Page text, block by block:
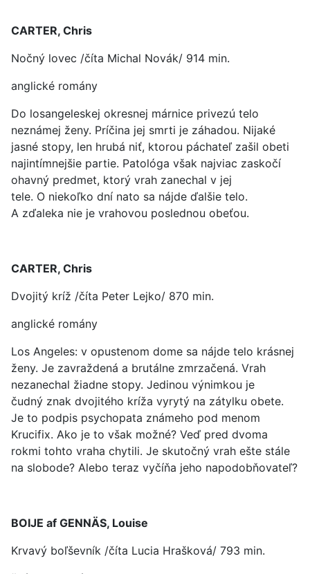
CARTER, Chris
Nočný lovec /číta Michal Novák/ 914 min.
anglické romány
Do losangeleskej okresnej márnice privezú telo
neznámej ženy. Príčina jej smrti je záhadou. Nijaké
jasné stopy, len hrubá niť, ktorou páchateľ zašil obeti
najintímnejšie partie. Patológa však najviac zaskočí
ohavný predmet, ktorý vrah zanechal v jej
tele. O niekoľko dní nato sa nájde ďalšie telo.
A zďaleka nie je vrahovou poslednou obeťou.
CARTER, Chris
Dvojitý kríž /číta Peter Lejko/ 870 min.
anglické romány
Los Angeles: v opustenom dome sa nájde telo krásnej
ženy. Je zavraždená a brutálne zmrzačená. Vrah
nezanechal žiadne stopy. Jedinou výnimkou je
čudný znak dvojitého kríža vyrytý na zátylku obete.
Je to podpis psychopata známeho pod menom
Krucifix. Ako je to však možné? Veď pred dvoma
rokmi tohto vraha chytili. Je skutočný vrah ešte stále
na slobode? Alebo teraz vyčíňa jeho napodobňovateľ?
BOIJE af GENNÄS, Louise
Krvavý boľševník /číta Lucia Hrašková/ 793 min.